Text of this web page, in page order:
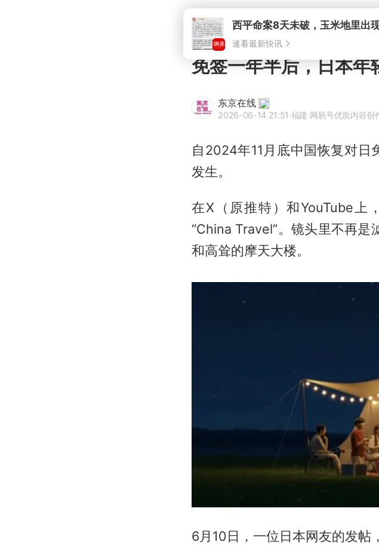
免签一年半后，日本年
东京在线
2026-06-14 21:51·福建·网易号优质内容创
自2024年11月底中国恢复对日
发生。
在X（原推特）和YouTube上
“China Travel”。镜头里不再
和高耸的摩天大楼。
6月10日，一位日本网友的发帖